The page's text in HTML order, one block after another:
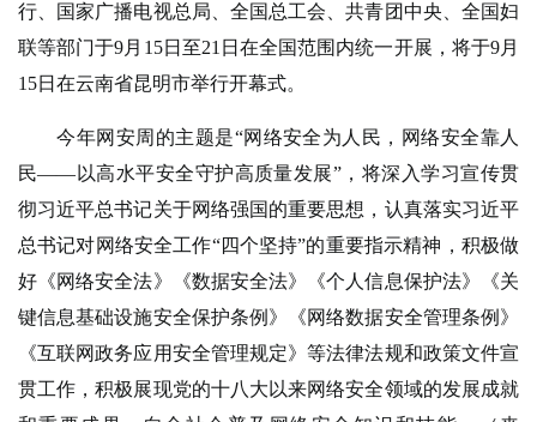
行、国家广播电视总局、全国总工会、共青团中央、全国妇
联等部门于9月15日至21日在全国范围内统一开展，将于9月
15日在云南省昆明市举行开幕式。
今年网安周的主题是“网络安全为人民，网络安全靠人
民——以高水平安全守护高质量发展”，将深入学习宣传贯
彻习近平总书记关于网络强国的重要思想，认真落实习近平
总书记对网络安全工作“四个坚持”的重要指示精神，积极做
好《网络安全法》《数据安全法》《个人信息保护法》《关
键信息基础设施安全保护条例》《网络数据安全管理条例》
《互联网政务应用安全管理规定》等法律法规和政策文件宣
贯工作，积极展现党的十八大以来网络安全领域的发展成就